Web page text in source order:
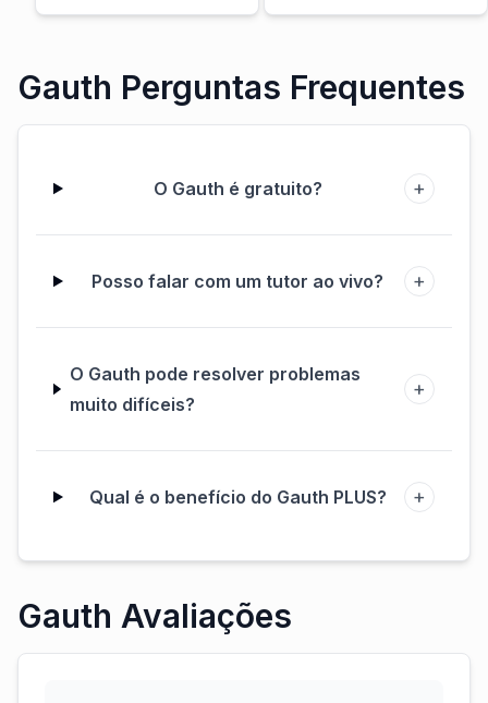
Math|How to get a
Math Section
How to get a
Math Section
Gauth Perguntas Frequentes
O Gauth é gratuito? +
Posso falar com um tutor ao vivo? +
O Gauth pode resolver problemas
muito difíceis?
+
Qual é o benefício do Gauth PLUS? +
Gauth Avaliações